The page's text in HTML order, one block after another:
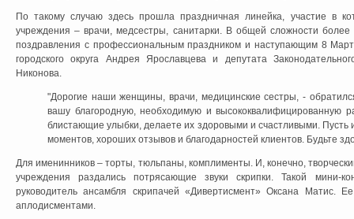
По такому случаю здесь прошла праздничная линейка, участие в
учреждения – врачи, медсестры, санитарки. В общей сложности
поздравления с профессиональным праздником и наступающим 8
городского округа Андрея Ярославцева и депутата
Никонова.
"Дорогие наши женщины, врачи, медицинские сестры, -
вашу благородную, необходимую и высококвалифицированную
блистающие улыбки, делаете их здоровыми и счастливыми. Пусть
моментов, хороших отзывов и благодарностей клиентов. Будьте
Для именинников – торты, тюльпаны, комплименты. И, конечно,
учреждения раздались потрясающие звуки скрипки. Такой
руководитель ансамбля скрипачей «Дивертисмент» Оксана Матис.
аплодисментами.